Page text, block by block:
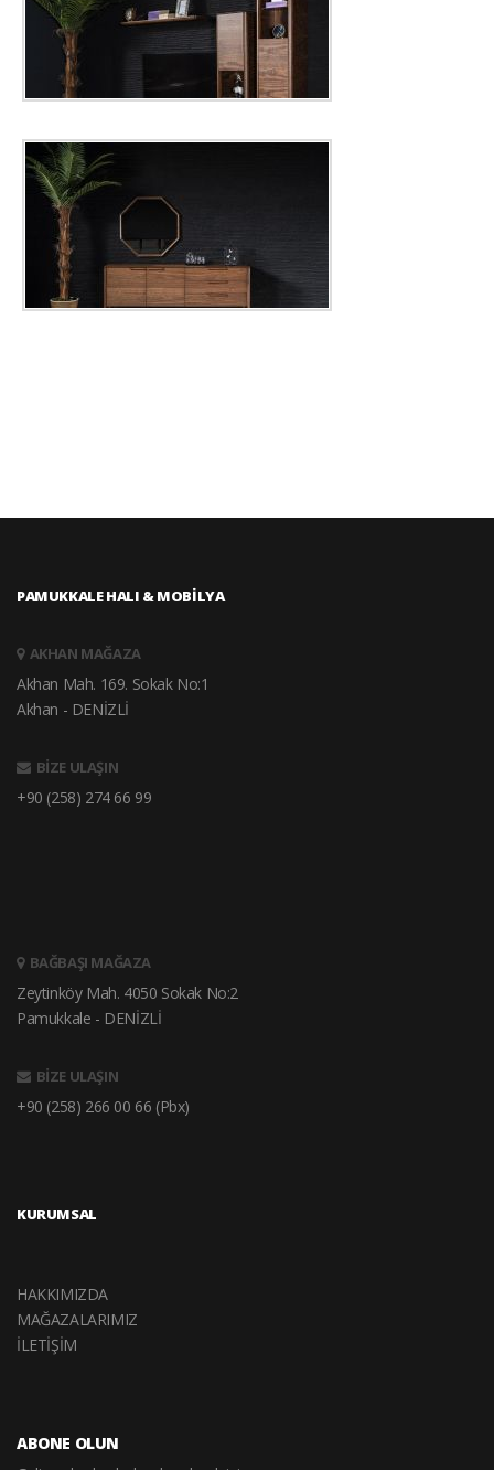
PAMUKKALE HALI & MOBİLYA
AKHAN MAĞAZA
Akhan Mah. 169. Sokak No:1
Akhan - DENİZLİ
BİZE ULAŞIN
+90 (258) 274 66 99
BAĞBAŞI MAĞAZA
Zeytinköy Mah. 4050 Sokak No:2
Pamukkale - DENİZLİ
BİZE ULAŞIN
+90 (258) 266 00 66 (Pbx)
KURUMSAL
HAKKIMIZDA
MAĞAZALARIMIZ
İLETİŞİM
ABONE OLUN